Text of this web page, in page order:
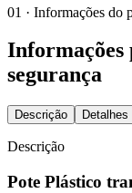
01 · Informações do
Informações
segurança
Descrição Detalhes
Descrição
Pote Plástico